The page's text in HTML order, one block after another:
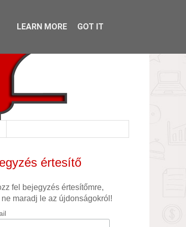
értesítő
fel bejegyzés értesítőmre,
ne maradj le az újdonságokról!
LEARN MORE GOT IT